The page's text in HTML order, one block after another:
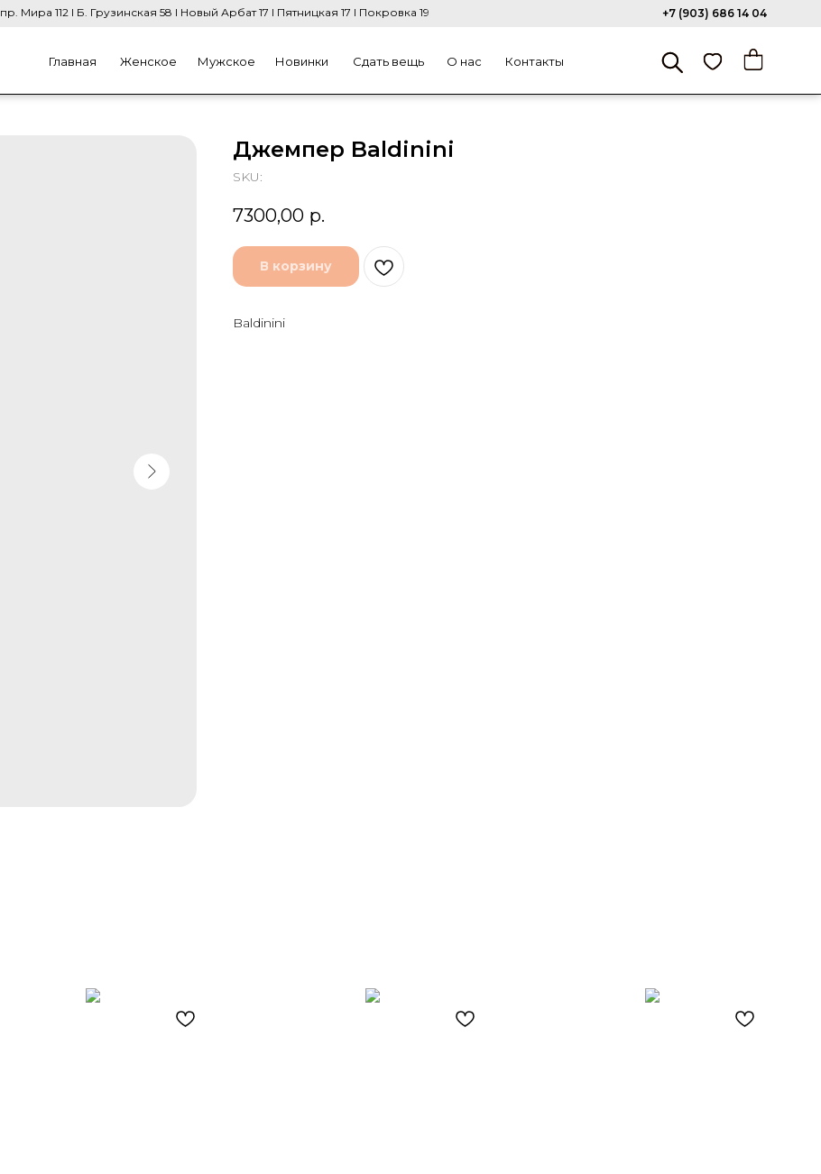
Главная Женское Мужское Новинки Сдать вещь О нас Контакты
пр. Мира 112 I Б. Грузинская 58 I Новый Арбат 17 I Пятницкая 17 I Покровка 19 +7 (903) 686 14 04
Джемпер Baldinini
SKU:
7300,00 р.
В корзину
Baldinini